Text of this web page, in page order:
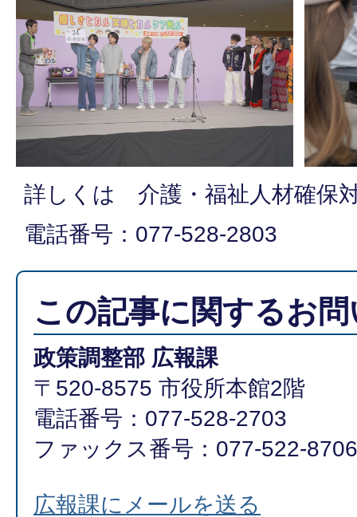
詳しくは 介護・福祉人材確保
電話番号：077-528-2803
この記事に関するお
政策調整部 広報課
〒520-8575 市役所本館2階
電話番号：077-528-2703
ファックス番号：077-522-8706
広報課にメールを送る